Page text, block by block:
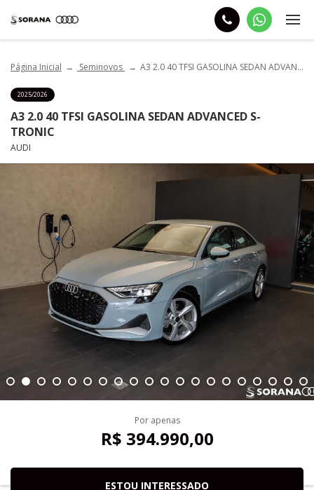
Página Inicial Seminovos A3 2.0 40 TFSI GASOLINA SEDAN ADVANCED S-TRONIC
2025/2026
A3 2.0 40 TFSI GASOLINA SEDAN ADVANCED S-
TRONIC
AUDI
Por apenas
R$ 394.990,00
ESTOU INTERESSADO